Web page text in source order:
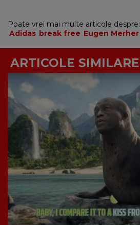
Poate vrei mai multe articole despre:
Adidas break free Eugen Merher
ARTICOLE SIMILARE